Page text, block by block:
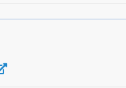
と米株版の先行